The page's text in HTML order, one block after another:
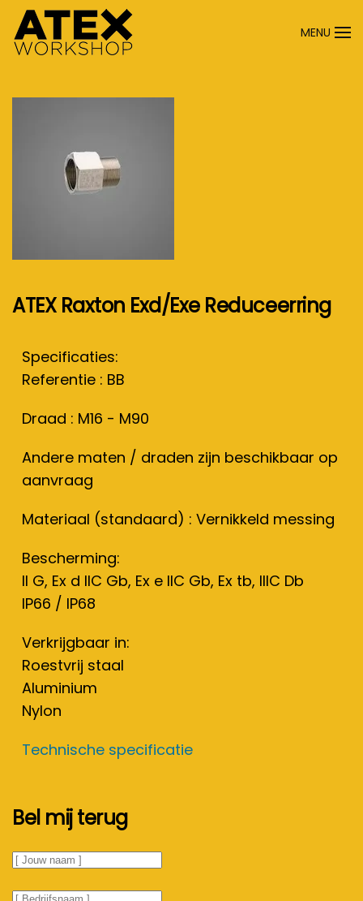
Terug naar hoofdinhoud
MENU
ATEX Raxton Exd/Exe Reduceerring
Specificaties:
Referentie : BB
Draad : M16 - M90
Andere maten / draden zijn beschikbaar op
aanvraag
Materiaal (standaard) : Vernikkeld messing
Bescherming:
II G, Ex d IIC Gb, Ex e IIC Gb, Ex tb, IIIC Db
IP66 / IP68
Verkrijgbaar in:
Roestvrij staal
Aluminium
Nylon
Technische specificatie
Bel mij terug